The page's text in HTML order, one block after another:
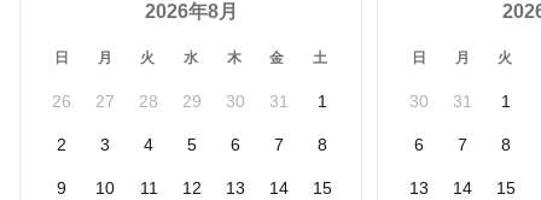
2026年8月
日 月 火 水 木 金 土
26 27 28 29 30 31 1
2 3 4 5 6 7 8
9 10 11 12 13 14 15
日 月 火
30 31 1
6 7 8
13 14 15